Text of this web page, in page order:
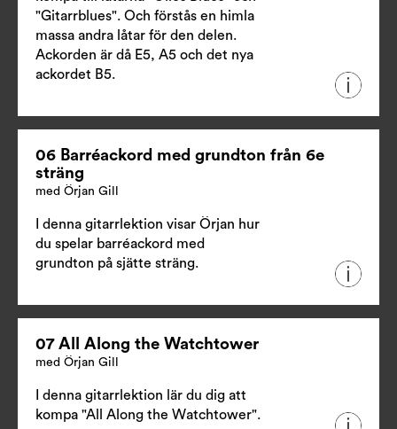
"Gitarrblues". Och förstås en himla
massa andra låtar för den delen.
Ackorden är då E5, A5 och det nya
ackordet B5.
06 Barréackord med grundton från 6e
sträng
med Örjan Gill
I denna gitarrlektion visar Örjan hur
du spelar barréackord med
grundton på sjätte sträng.
07 All Along the Watchtower
med Örjan Gill
I denna gitarrlektion lär du dig att
kompa "All Along the Watchtower".